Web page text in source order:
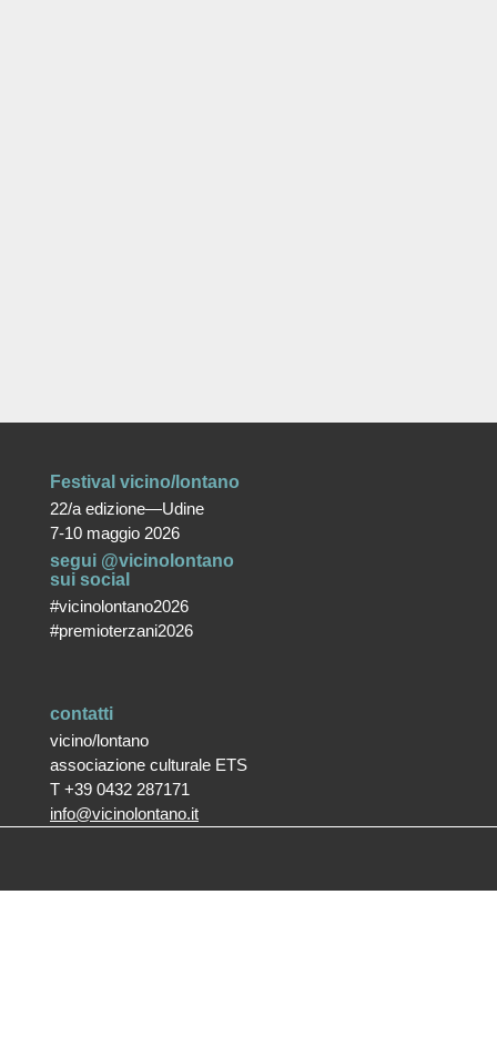
Festival vicino/lontano
22/a edizione—Udine
7-10 maggio 2026
segui @vicinolontano
sui social
#vicinolontano2026
#premioterzani2026
contatti
vicino/lontano
associazione culturale ETS
T +39 0432 287171
info@vicinolontano.it